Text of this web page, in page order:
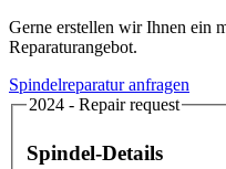
Gerne erstellen wir Ihnen ein
Reparaturangebot.
Spindelreparatur anfragen
2024 - Repair request
Spindel-Details